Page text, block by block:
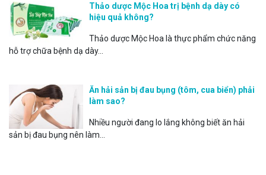
Thảo dược Mộc Hoa trị bệnh dạ dày có
hiệu quả không?
Thảo dược Mộc Hoa là thực phẩm chức năng
hỗ trợ chữa bệnh dạ dày...
Ăn hải sản bị đau bụng (tôm, cua biển) phải
làm sao?
Nhiều người đang lo lắng không biết ăn hải
sản bị đau bụng nên làm...